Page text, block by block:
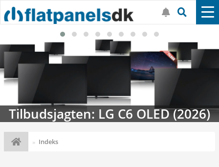
Tilbudsjagten: LG C6 OLED (2026)
Indeks